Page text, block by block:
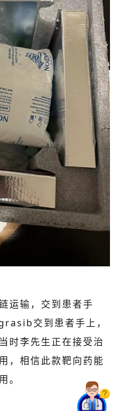
运输，交到患者手
交到患者手上，
时李先生正在接受治
，相信此款靶向药能
。